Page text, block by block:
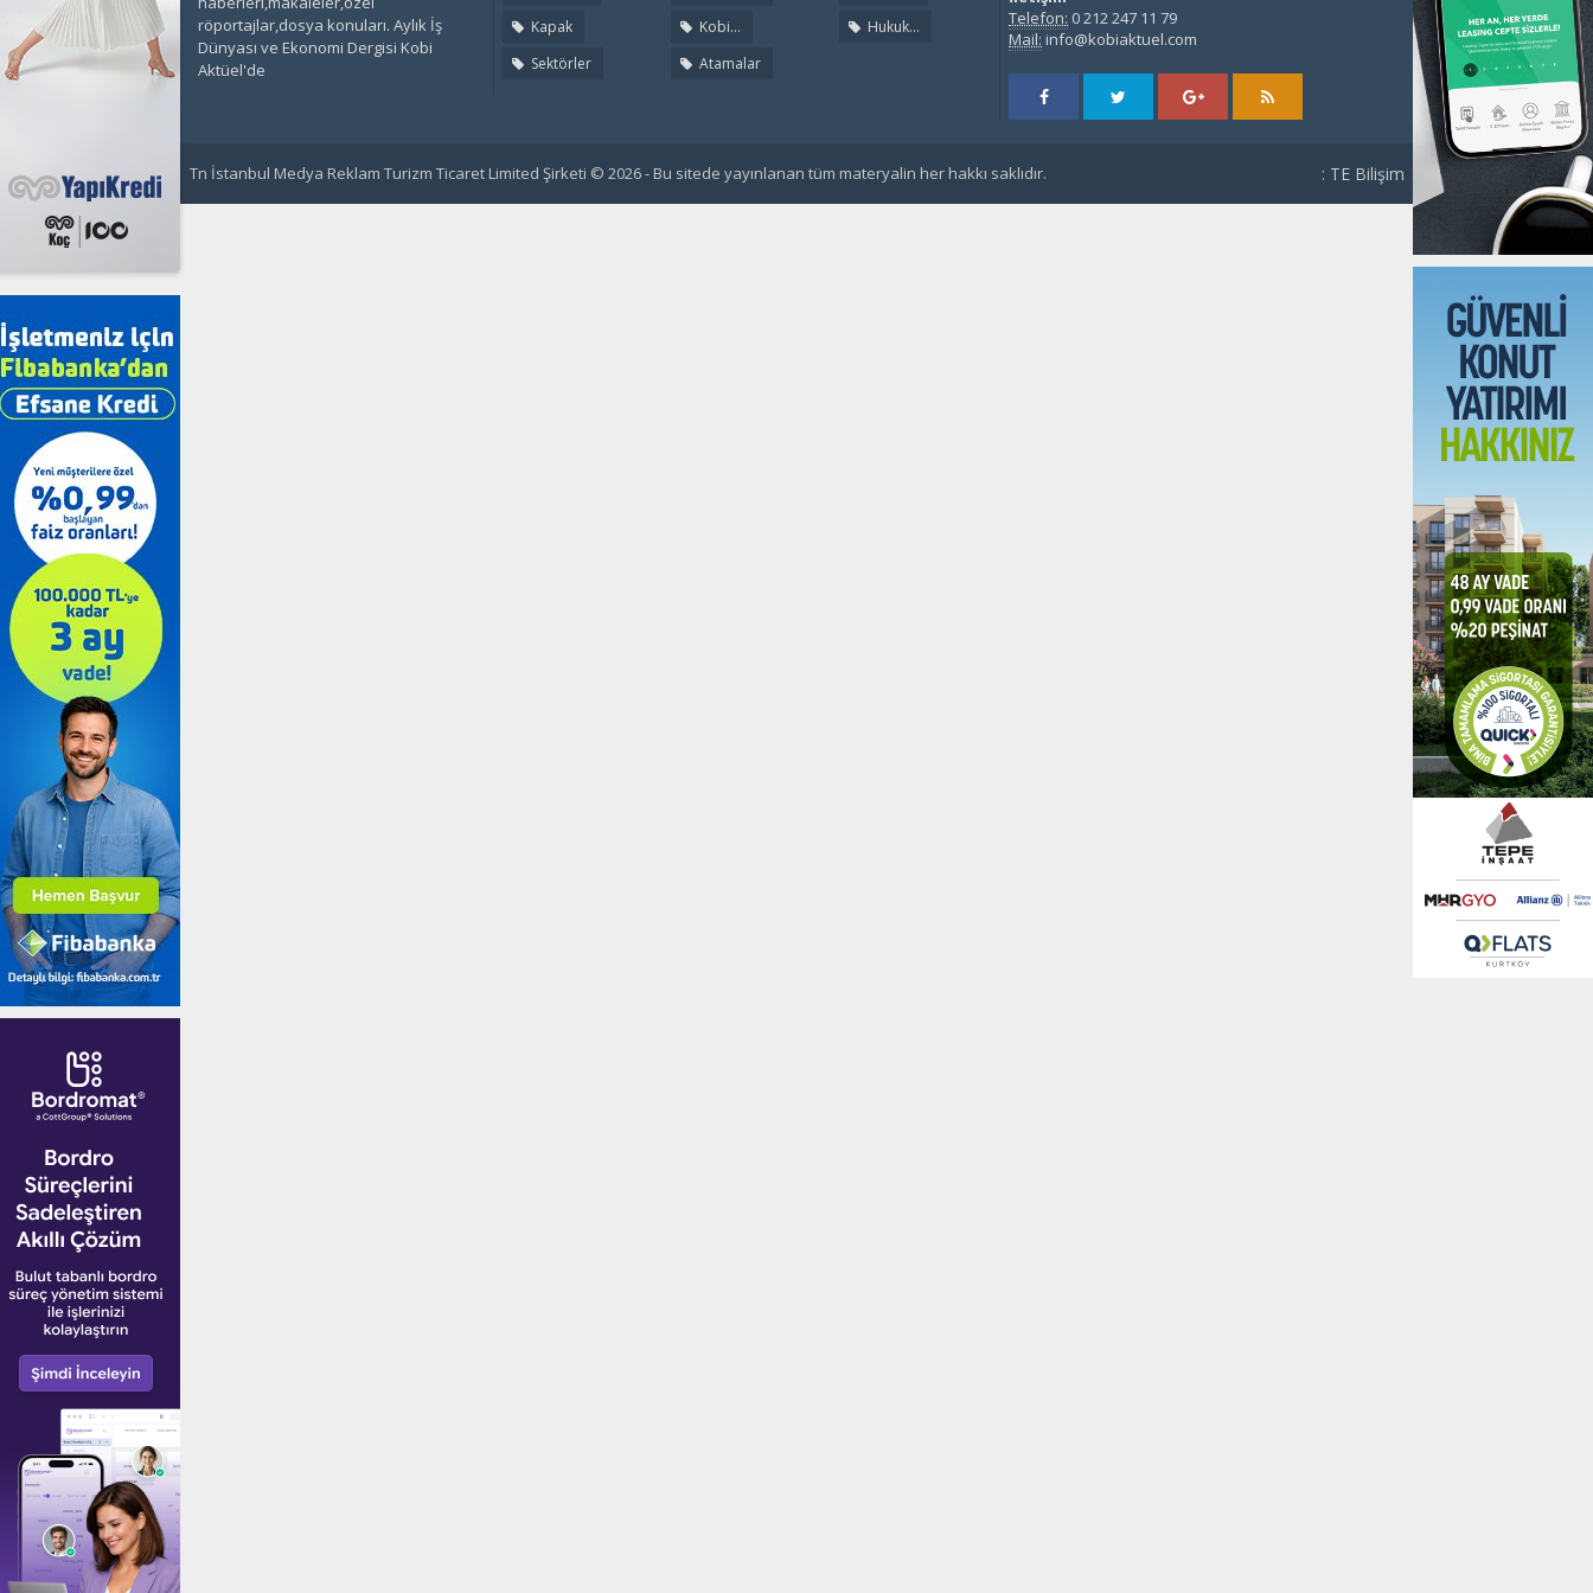
röportajlar,dosya konuları. Aylık İş
Dünyası ve Ekonomi Dergisi Kobi
Aktüel'de
Kapak
Sektörler
Kobi...
Atamalar
Hukuk...
Telefon: 0 212 247 11 79
Mail: info@kobiaktuel.com
Tn İstanbul Medya Reklam Turizm Ticaret Limited Şirketi © 2026 - Bu sitede yayınlanan tüm materyalin her hakkı saklıdır. : TE Bilişim